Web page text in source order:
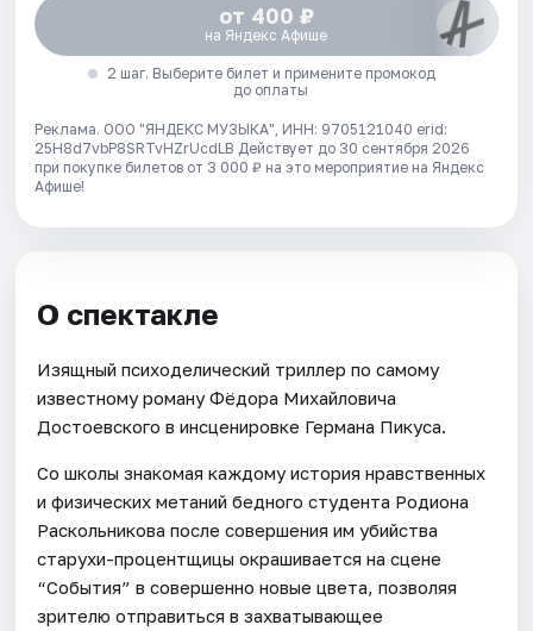
от 400 ₽
на Яндекс Афише
2 шаг. Выберите билет и примените промокод
до оплаты
Реклама. ООО "ЯНДЕКС МУЗЫКА", ИНН: 9705121040 erid:
25H8d7vbP8SRTvHZrUcdLB Действует до 30 сентября 2026
при покупке билетов от 3 000 ₽ на это мероприятие на Яндекс
Афише!
О спектакле
Изящный психоделический триллер по самому
известному роману Фёдора Михайловича
Достоевского в инсценировке Германа Пикуса.
Со школы знакомая каждому история нравственных
и физических метаний бедного студента Родиона
Раскольникова после совершения им убийства
старухи-процентщицы окрашивается на сцене
“События” в совершенно новые цвета, позволяя
зрителю отправиться в захватывающее